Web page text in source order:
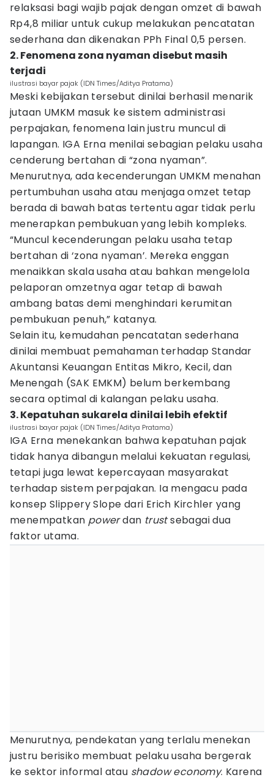
relaksasi bagi wajib pajak dengan omzet di bawah
Rp4,8 miliar untuk cukup melakukan pencatatan
sederhana dan dikenakan PPh Final 0,5 persen.
2. Fenomena zona nyaman disebut masih
terjadi
ilustrasi bayar pajak (IDN Times/Aditya Pratama)
Meski kebijakan tersebut dinilai berhasil menarik
jutaan UMKM masuk ke sistem administrasi
perpajakan, fenomena lain justru muncul di
lapangan. IGA Erna menilai sebagian pelaku usaha
cenderung bertahan di “zona nyaman”.
Menurutnya, ada kecenderungan UMKM menahan
pertumbuhan usaha atau menjaga omzet tetap
berada di bawah batas tertentu agar tidak perlu
menerapkan pembukuan yang lebih kompleks.
“Muncul kecenderungan pelaku usaha tetap
bertahan di ‘zona nyaman’. Mereka enggan
menaikkan skala usaha atau bahkan mengelola
pelaporan omzetnya agar tetap di bawah
ambang batas demi menghindari kerumitan
pembukuan penuh,” katanya.
Selain itu, kemudahan pencatatan sederhana
dinilai membuat pemahaman terhadap Standar
Akuntansi Keuangan Entitas Mikro, Kecil, dan
Menengah (SAK EMKM) belum berkembang
secara optimal di kalangan pelaku usaha.
3. Kepatuhan sukarela dinilai lebih efektif
ilustrasi bayar pajak (IDN Times/Aditya Pratama)
IGA Erna menekankan bahwa kepatuhan pajak
tidak hanya dibangun melalui kekuatan regulasi,
tetapi juga lewat kepercayaan masyarakat
terhadap sistem perpajakan. Ia mengacu pada
konsep Slippery Slope dari Erich Kirchler yang
menempatkan powerdan trustsebagai dua
faktor utama.
Menurutnya, pendekatan yang terlalu menekan
justru berisiko membuat pelaku usaha bergerak
ke sektor informal atau shadow economy. Karena